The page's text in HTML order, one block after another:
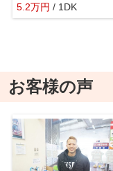
5.2万円 / 1DK
お客様の声